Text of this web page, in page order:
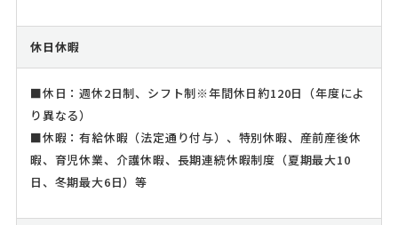
休日休暇
■休日：週休2日制、シフト制※年間休日約120日（年度によ
り異なる）
■休暇：有給休暇（法定通り付与）、特別休暇、産前産後休
暇、育児休業、介護休暇、長期連続休暇制度（夏期最大10
日、冬期最大6日）等